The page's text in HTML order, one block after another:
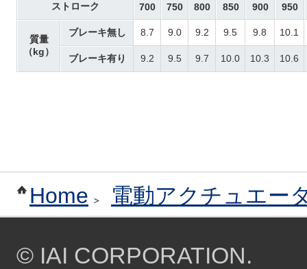
ストローク 700 750 800 850 900 950
質量
（kg）
ブレーキ無し 8.7 9.0 9.2 9.5 9.8 10.1
ブレーキ有り 9.2 9.5 9.7 10.0 10.3 10.6
Home 電動アクチュエー
© IAI CORPORATION.